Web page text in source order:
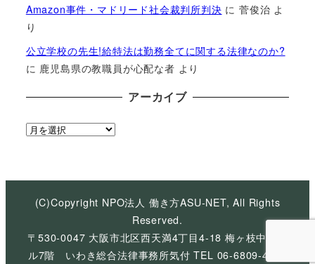
Amazon事件・マドリード社会裁判所判決 に菅俊治 よ
り
公立学校の先生!給特法は勤務全てに関する法律なのか?
に 鹿児島県の教職員が心配な者 より
アーカイブ
ア
イ
(C)Copyright NPO法人 働き方ASU-NET, All Rights
Reserved.
〒530-0047 大阪市北区西天満4丁目4-18 梅ヶ枝中央ビ
ル7階 いわき総合法律事務所気付 TEL 06-6809-4926